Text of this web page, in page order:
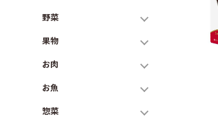
野菜
果物
お肉
お魚
惣菜